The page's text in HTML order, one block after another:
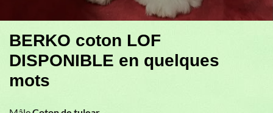
BERKO coton LOF
DISPONIBLE en quelques
mots